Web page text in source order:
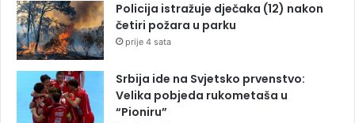
Policija istražuje dječaka (12) nakon
četiri požara u parku
prije 4 sata
Srbija ide na Svjetsko prvenstvo:
Velika pobjeda rukometaša u
“Pioniru”